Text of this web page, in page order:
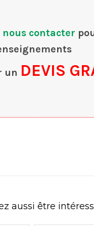
nous contacter
un DEVIS
aussi être